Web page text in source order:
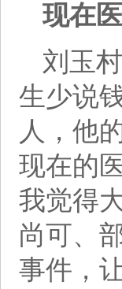
现在
刘玉
生少说
人，他
现在的
我觉得
尚可、
事件，